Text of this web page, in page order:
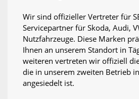
Wir sind offizieller Vertreter für
Servicepartner für Skoda, Audi,
Nutzfahrzeuge. Diese Marken
Ihnen an unserem Standort in
weiteren vertreten wir offiziell
die in unserem zweiten Betrieb
angesiedelt ist.